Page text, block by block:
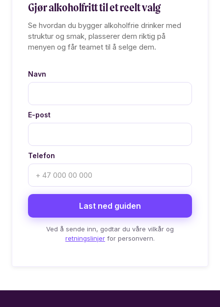
Gjør alkoholfritt til et reelt valg
Se hvordan du bygger alkoholfrie drinker med
struktur og smak, plasserer dem riktig på
menyen og får teamet til å selge dem.
Navn
E-post
Telefon
Ved å sende inn, godtar du våre vilkår og
retningslinjer for personvern.